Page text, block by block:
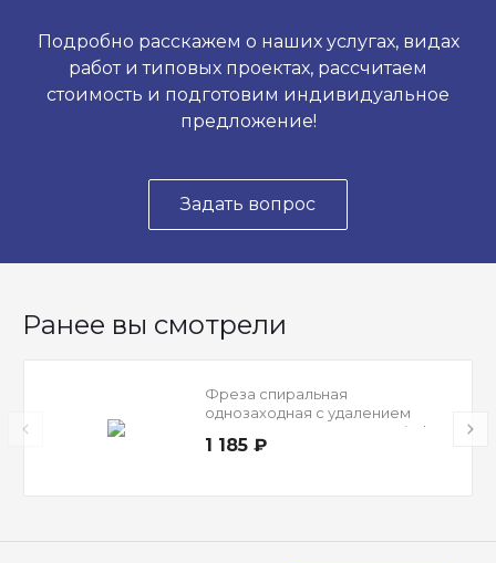
Подробно расскажем о наших услугах, видах
работ и типовых проектах, рассчитаем
стоимость и подготовим индивидуальное
предложение!
Задать вопрос
Ранее вы смотрели
Фреза спиральная
однозаходная с удалением
стружки вверх AY1LX6.22 Djtol
1 185 ₽